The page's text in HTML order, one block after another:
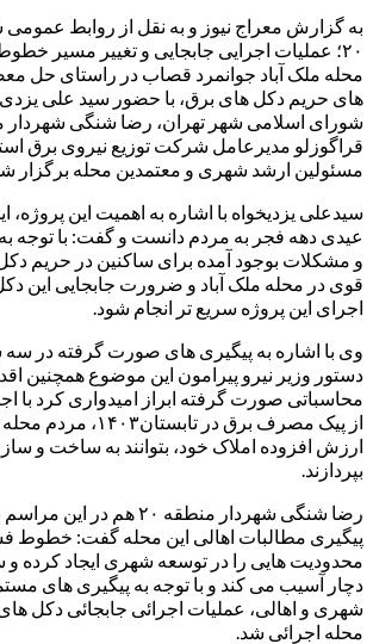
به گزارش معراج نیوز و به نقل از روابط
های حریم دکل های برق، با حضور سید علی
قراگوزلو مدیرعامل شرکت توزیع نیروی برق
مسئولین ارشد شهری و معتمدین محله برگزار
سیدعلی یزدیخواه با اشاره به اهمیت این پروژه،
عیدی دهه فجر به مردم دانست و گفت: با توجه
و مشکلات بوجود آمده برای ساکنین در حریم
قوی در محله ملک آباد و ضرورت جابجایی این
اجرای این پروژه سریع تر انجام شود.
وی با اشاره به پیگیری های صورت گرفته در
دستور وزیر نیرو پیرامون این موضوع همچنین
محاسباتی صورت گرفته ابراز امیدواری کرد با
از پیک مصرف برق در
ارزش افزوده املاک خود، بتوانند به ساخت و
بپردازند.
رضا شنگی شهردار منطقه ۲۰
پیگیری مطالبات اهالی این محله گفت: خطوط
محدودیت هایی را در توسعه شهری ایجاد کرده
دچار آسیب می کند و با توجه به پیگیری های
شهری و اهالی، عملیات اجرائی جابجائی دکل
محله اجرائی شد.